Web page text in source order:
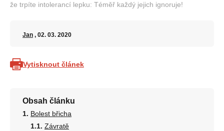
že trpíte intolerancí lepku: Téměř každý jejich ignoruje!
Jan , 02. 03. 2020
Vytisknout článek
Obsah článku
Bolest břicha
Závratě